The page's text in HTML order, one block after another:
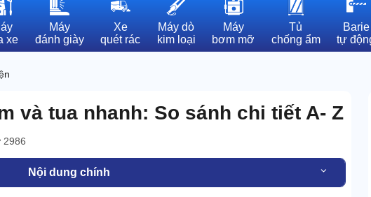
xe
Máy
đánh giày
Xe
quét rác
Máy dò
kim loại
Máy
bơm mỡ
Tủ
chống ẩm
Barie
tự
và tua nhanh: So sánh chi tiết A- Z
2986
Nội dung chính